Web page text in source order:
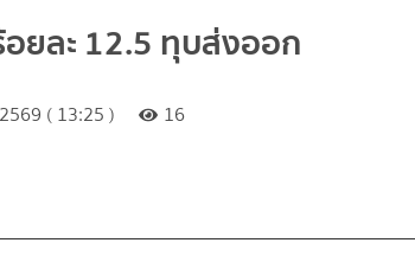
ยละ 12.5 ทุบส่งออก
( 13:25 ) 16